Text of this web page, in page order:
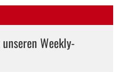
Weekly-